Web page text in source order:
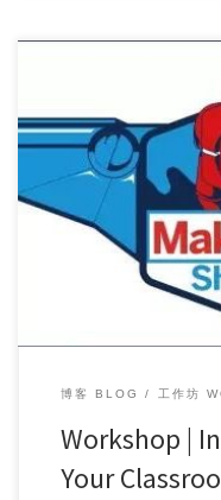
Workshop Topic 工作坊
博客 BLOG 工作坊
Workshop |
Your